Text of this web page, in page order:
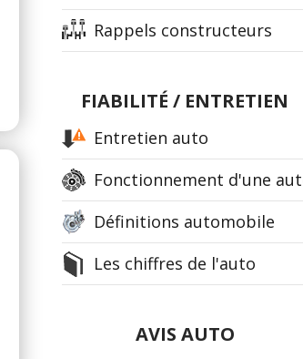
Rappels constructeurs
FIABILITÉ / ENTRETIEN
Entretien auto
Fonctionnement d'une
Définitions automobile
Les chiffres de l'auto
AVIS AUTO